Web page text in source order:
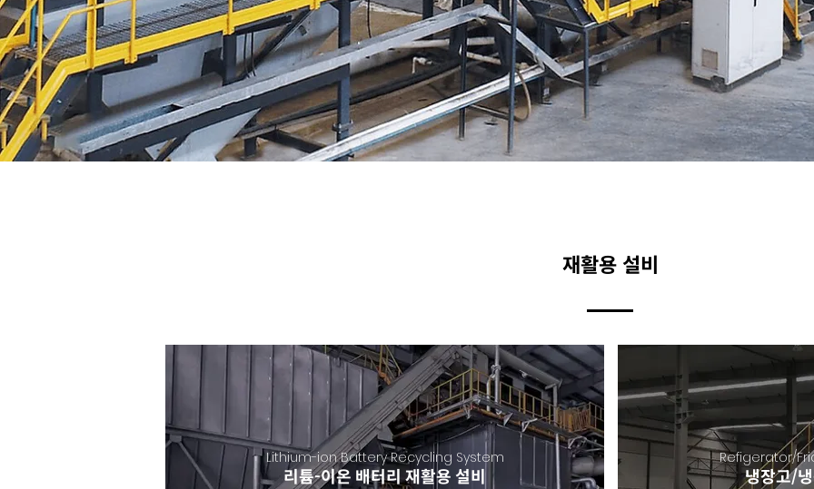
재활용 설비
Lithium-ion Battery Recycling System
리튬-이온 배터리 재활용 설비
Refigerator/
냉장고/